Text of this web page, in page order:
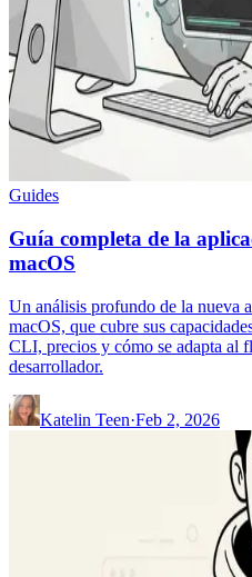
Guides
Guía completa de la
macOS
Un análisis profundo de la nueva
macOS, que cubre sus
CLI, precios y cómo se adapta al
desarrollador.
Katelin Teen·Feb 2, 2026